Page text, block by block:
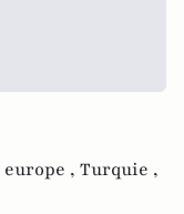
europe , Turquie ,